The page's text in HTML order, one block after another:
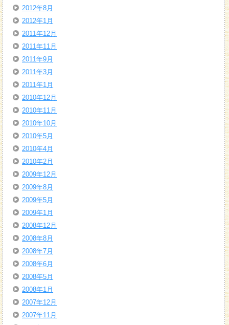
2012年8月
2012年1月
2011年12月
2011年11月
2011年9月
2011年3月
2011年1月
2010年12月
2010年11月
2010年10月
2010年5月
2010年4月
2010年2月
2009年12月
2009年8月
2009年5月
2009年1月
2008年12月
2008年8月
2008年7月
2008年6月
2008年5月
2008年1月
2007年12月
2007年11月